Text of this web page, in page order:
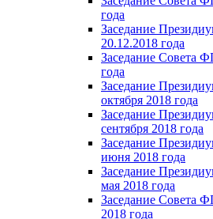
года
Заседание
20.12.2018 года
Заседание Совета
года
Заседание
октября 2018 года
Заседание
сентября 2018 года
Заседание
июня 2018 года
Заседание
мая 2018 года
Заседание Совета
2018 года